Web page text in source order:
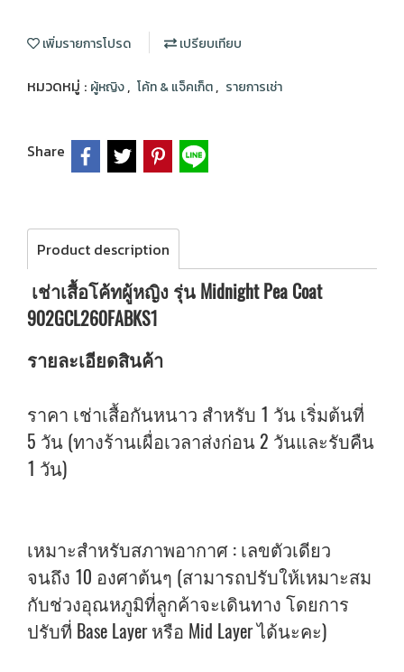
เพิ่มรายการโปรด เปรียบเทียบ
หมวดหมู่ : ผู้หญิง, โค้ท & แจ็คเก็ต, รายการเช่า
Share
Product description
เช่าเสื้อโค้ทผู้หญิง รุ่น Midnight Pea Coat
902GCL260FABKS1
รายละเอียดสินค้า
ราคา เช่าเสื้อกันหนาว สำหรับ 1 วัน เริ่มต้นที่
5 วัน (ทางร้านเผื่อเวลาส่งก่อน 2 วันและรับคืน
1 วัน)
เหมาะสำหรับสภาพอากาศ : เลขตัวเดียว
จนถึง 10 องศาต้นๆ (สามารถปรับให้เหมาะสม
กับช่วงอุณหภูมิที่ลูกค้าจะเดินทาง โดยการ
ปรับที่ Base Layer หรือ Mid Layer ได้นะคะ)